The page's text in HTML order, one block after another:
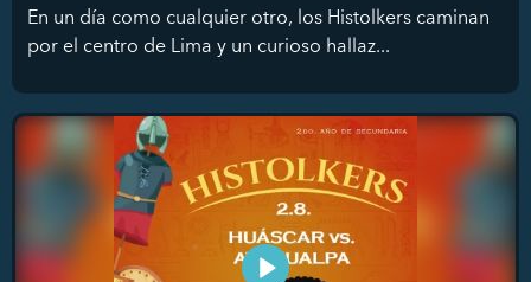
En un día como cualquier otro, los Histolkers caminan
por el centro de Lima y un curioso hallaz...